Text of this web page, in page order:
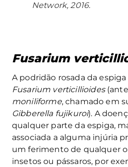
Network, 2016.
Fusarium
A podridão rosada da
Fusarium verticillioides
moniliforme, chamado em
Gibberella fujikuroi). A
qualquer parte da espiga,
associada a alguma injúria
um ferimento de qualquer
insetos ou pássaros, por